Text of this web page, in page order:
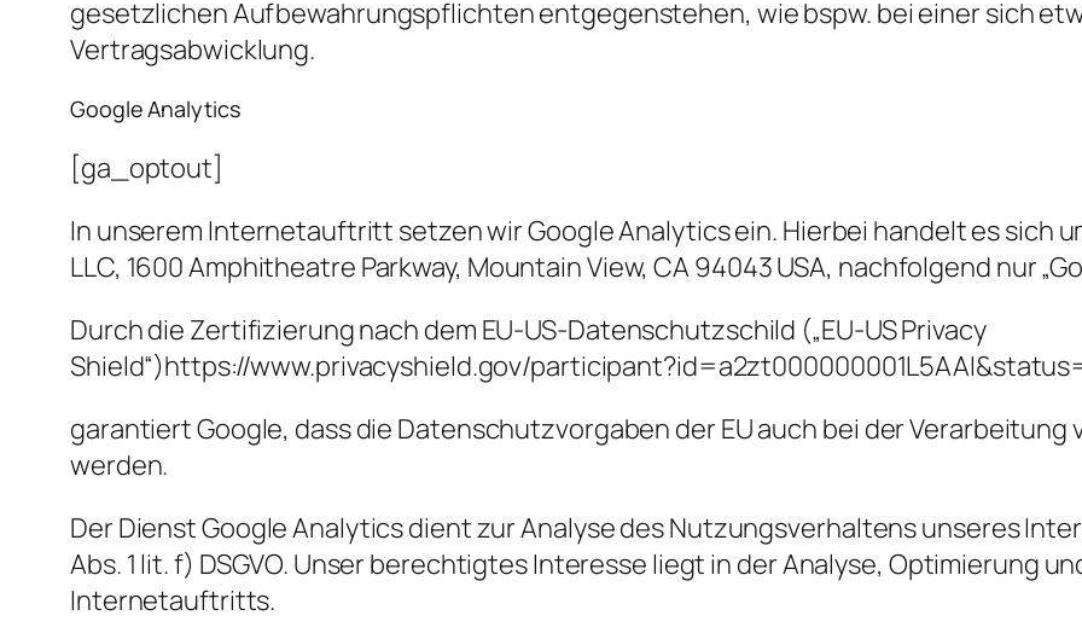
gesetzlichen Aufbewahrungspflichten entgegenstehen, wie bspw. bei einer sich
Vertragsabwicklung.
Google Analytics
[ga_optout]
In unserem Internetauftritt setzen wir Google Analytics ein. Hierbei handelt es sich
LLC, 1600 Amphitheatre Parkway, Mountain View, CA 94043 USA, nachfolgend nur
Durch die Zertifizierung nach dem EU-US-Datenschutzschild („EU-US Privacy
Shield“)https://www.privacyshield.gov/
garantiert Google, dass die Datenschutzvorgaben der EU auch bei der Verarbeitung
werden.
Der Dienst Google Analytics dient zur Analyse des Nutzungsverhaltens unseres
Abs. 1 lit. f) DSGVO. Unser berechtigtes Interesse liegt in der Analyse, Optimierung
Internetauftritts.